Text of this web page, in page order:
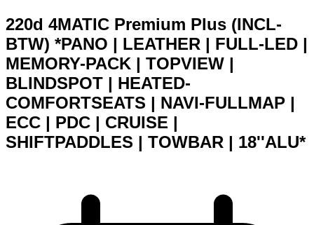
220d 4MATIC Premium Plus (INCL-
BTW) *PANO | LEATHER | FULL-LED |
MEMORY-PACK | TOPVIEW |
BLINDSPOT | HEATED-
COMFORTSEATS | NAVI-FULLMAP |
ECC | PDC | CRUISE |
SHIFTPADDLES | TOWBAR | 18''ALU*